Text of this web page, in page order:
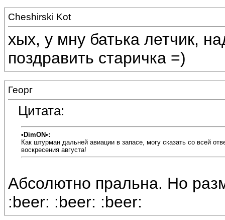
Cheshirski Kot
хых, у мну батька летчик,
поздравить старичка =)
Георг
Цитата:
•DimON•:
Как штурман дальней авиации в запасе, могу сказать со всей
воскресения августа!
Абсолютно пральна. Но
:beer: :beer: :beer: